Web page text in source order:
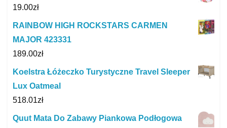
19.00zł
RAINBOW HIGH ROCKSTARS CARMEN
MAJOR 423331
189.00zł
Koelstra Łóżeczko Turystyczne Travel Sleeper
Lux Oatmeal
518.01zł
Quut Mata Do Zabawy Piankowa Podłogowa